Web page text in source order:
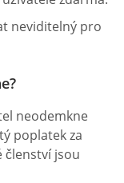
neviditelný pro
neodemkne
poplatek za
členství jsou